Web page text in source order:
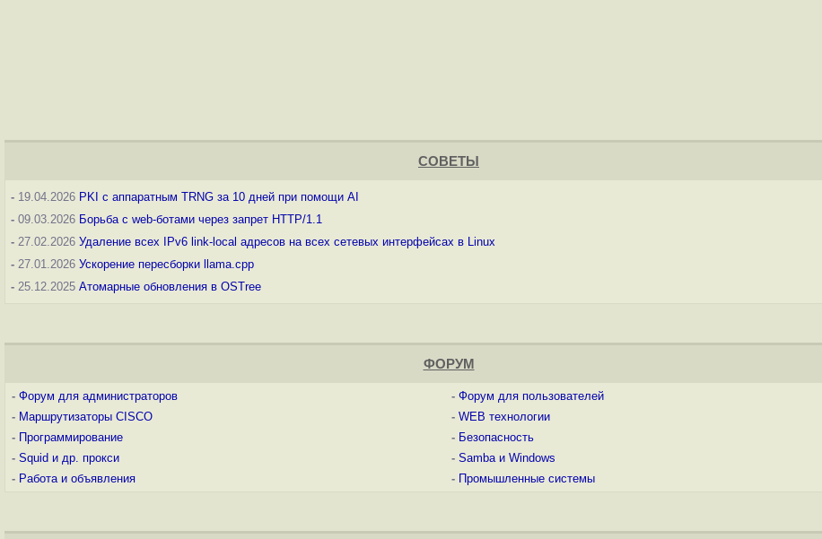
СОВЕТЫ
- 19.04.2026 PKI с аппаратным TRNG за 10 дней при помощи AI
- 09.03.2026 Борьба с web-ботами через запрет HTTP/1.1
- 27.02.2026 Удаление всех IPv6 link-local адресов на всех сетевых интерфейсах в Linux
- 27.01.2026 Ускорение пересборки llama.cpp
- 25.12.2025 Атомарные обновления в OSTree
ФОРУМ
- Форум для администраторов - Форум для пользователей
- Маршрутизаторы CISCO - WEB технологии
- Программирование - Безопасность
- Squid и др. прокси - Samba и Windows
- Работа и объявления - Промышленные системы